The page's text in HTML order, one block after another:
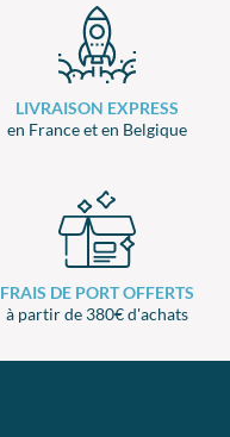
LIVRAISON EXPRESS
en France et en Belgique
FRAIS DE PORT OFFERTS
à partir de 380€ d'achats